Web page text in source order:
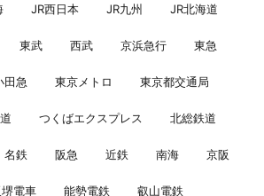
JR西日本 JR九州 JR北海道
東武 西武 京浜急行 東急
田急 東京メトロ 東京都交通局
つくばエクスプレス 北総鉄道
名鉄 阪急 近鉄 南海 京阪
電車 能勢電鉄 叡山電鉄